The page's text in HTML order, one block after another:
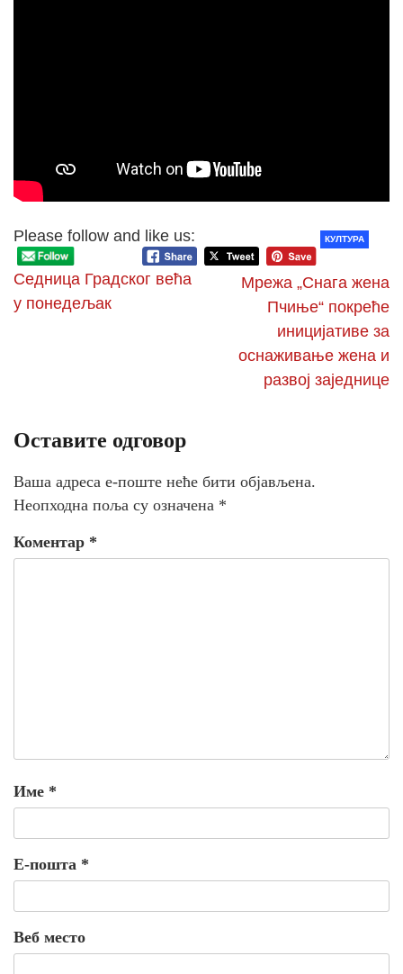
Please follow and like us: КУЛТУРА
Седница Градског већа
у понедељак
Мрежа „Снага жена
Пчиње“ покреће
иницијативе за
оснаживање жена и
развој заједнице
Оставите одговор
Ваша адреса е-поште неће бити објављена.
Неопходна поља су означена *
Коментар *
Име *
Е-пошта *
Веб место